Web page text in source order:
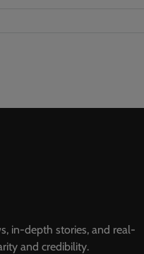
in-depth stories, and real-
and credibility.